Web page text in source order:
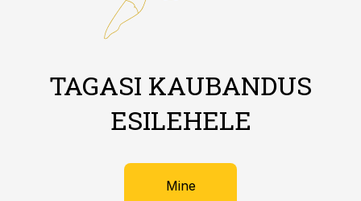
TAGASI KAUBANDUS
ESILEHELE
Mine